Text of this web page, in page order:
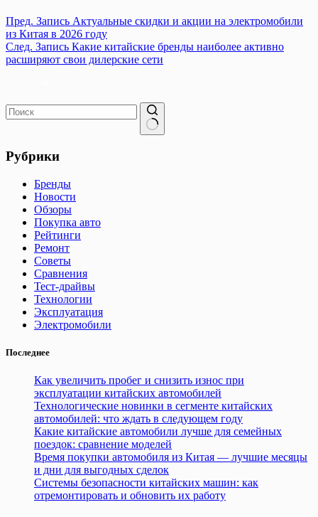
Пред. Запись Актуальные скидки и акции на электромобили
из Китая в 2026 году
След. Запись Какие китайские бренды наиболее активно
расширяют свои дилерские сети
не
найдено
Рубрики
Бренды
Новости
Обзоры
Покупка авто
Рейтинги
Ремонт
Советы
Сравнения
Тест-драйвы
Технологии
Эксплуатация
Электромобили
Последнее
Как увеличить пробег и снизить износ при
эксплуатации китайских автомобилей
Технологические новинки в сегменте китайских
автомобилей: что ждать в следующем году
Какие китайские автомобили лучше для семейных
поездок: сравнение моделей
Время покупки автомобиля из Китая — лучшие месяцы
и дни для выгодных сделок
Системы безопасности китайских машин: как
отремонтировать и обновить их работу